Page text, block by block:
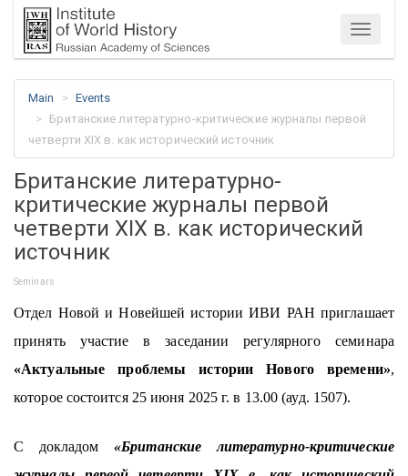
Menu
Main
Events
Британские литературно-критические журналы первой
четверти XIX в. как исторический источник
Британские литературно-
критические журналы первой
четверти XIX в. как исторический
источник
Seminars
Отдел Новой и Новейшей истории ИВИ РАН приглашает
принять участие в заседании регулярного семинара
«Актуальные проблемы истории Нового времени»,
которое состоится 25 июня 2025 г. в 13.00 (ауд. 1507).
С докладом
«Британские литературно-критические